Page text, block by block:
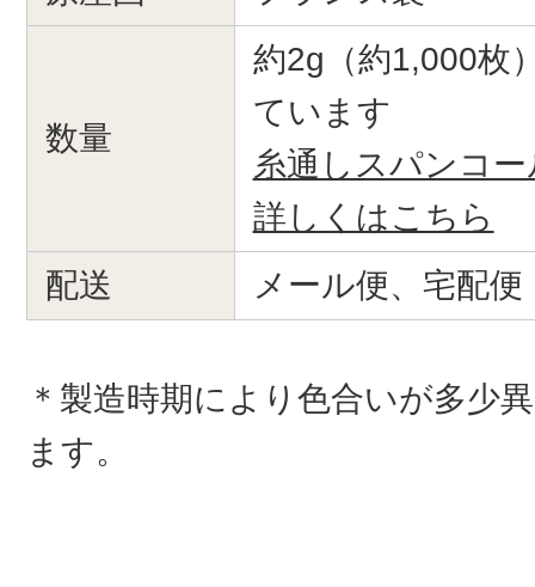
数量
約2g（約1,000枚
ています
糸通しスパンコ
詳しくはこちら
配送
メール便、宅配便
＊製造時期により色合いが多少
ます。